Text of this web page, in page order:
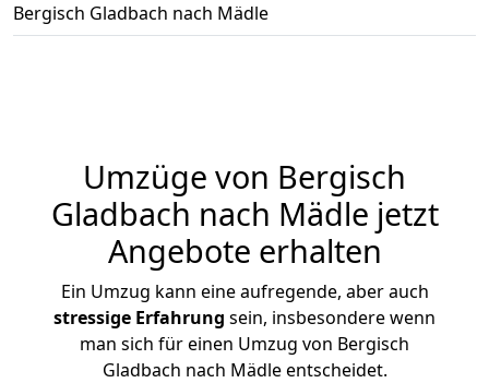
Bergisch Gladbach nach Mädle
Umzüge von Bergisch
Gladbach nach Mädle jetzt
Angebote erhalten
Ein Umzug kann eine aufregende, aber auch
stressige Erfahrung sein, insbesondere wenn
man sich für einen Umzug von Bergisch
Gladbach nach Mädle entscheidet.